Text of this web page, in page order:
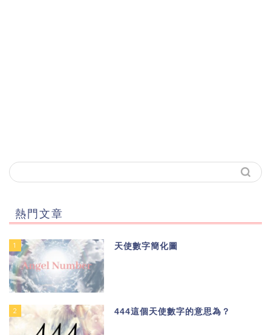
熱門文章
1 天使數字簡化圖
2 444這個天使數字的意思為？